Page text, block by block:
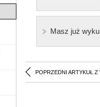
Masz już
POPRZEDNI ARTYKUŁ Z